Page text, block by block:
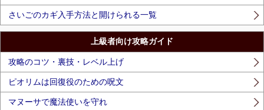
さいごのカギ入手方法と開けられる一覧
上級者向け攻略ガイド
攻略のコツ・裏技・レベル上げ
ピオリムは回復役のための呪文
マヌーサで魔法使いを守れ